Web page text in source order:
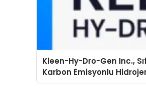
Kleen-Hy-Dro-Gen Inc.,
Karbon Emisyonlu
Isıtma Teknolojisinde ISO